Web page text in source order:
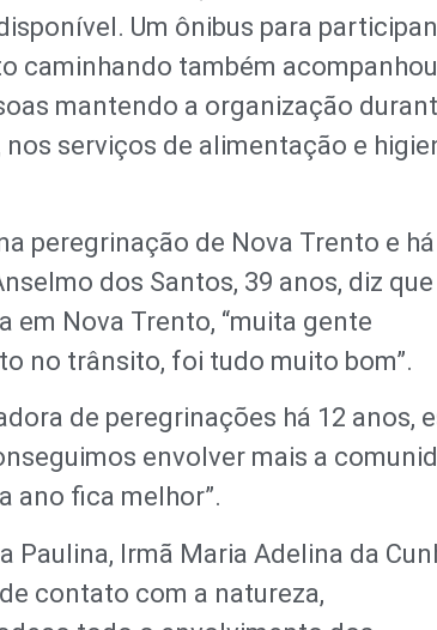
Um ônibus para
caminhando também
mantendo a organização
serviços de alimentação e
peregrinação de Nova Trento e há
dos Santos, 39 anos, diz que
em Nova Trento, “muita gente
no trânsito, foi tudo muito bom”.
de peregrinações há 12 anos,
envolver mais a
ano fica melhor”.
Paulina, Irmã Maria Adelina da
contato com a natureza,